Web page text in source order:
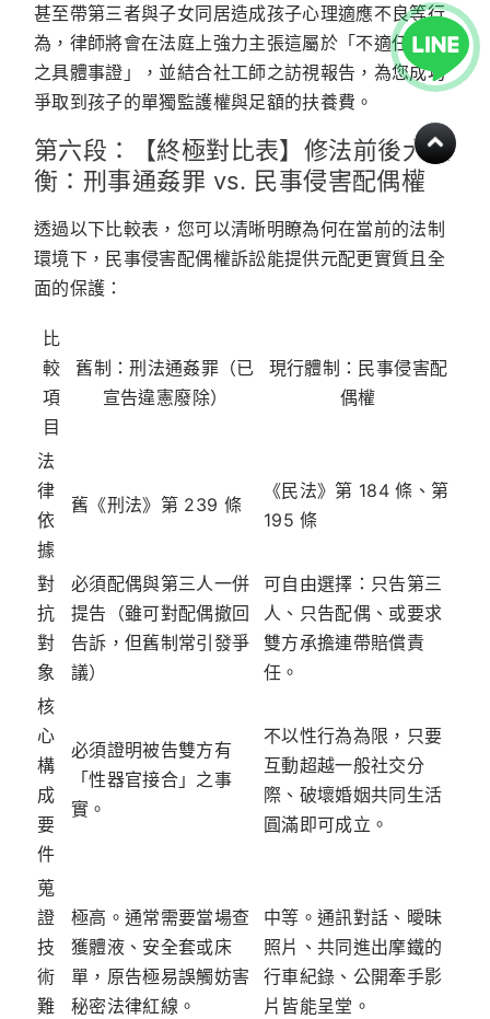
甚至帶第三者與子女同居造成孩子心理適應不良等行
為，律師將會在法庭上強力主張這屬於「不適任親權
之具體事證」，並結合社工師之訪視報告，為您成功
爭取到孩子的單獨監護權與足額的扶養費。
第六段：【終極對比表】修法前後大權
衡：刑事通姦罪 vs. 民事侵害配偶權
透過以下比較表，您可以清晰明瞭為何在當前的法制
環境下，民事侵害配偶權訴訟能提供元配更實質且全
面的保護：
比
較
項
目
舊制：刑法通姦罪（已
宣告違憲廢除）
現行體制：民事侵害配
偶權
法
律
依
據
舊《刑法》第 239 條
《民法》第 184 條 、 第
195 條
對
抗
對
象
必須配偶與第三人一併
提告（雖可對配偶撤回
告訴，但舊制常引發爭
議）
可自由選擇： 只告第三
人 、只告配偶、或要求
雙方承擔連帶賠償責
任。
核
心
構
成
要
件
必須證明被告雙方有
「性器官接合」之事
實。
不以性行為為限 ，只要
互動超越一般社交分
際、破壞婚姻共同生活
圓滿即可成立。
蒐
證
技
術
難
極高。通常需要當場查
獲體液、安全套或床
單，原告極易誤觸妨害
秘密法律紅線。
中等 。通訊對話、曖昧
照片、共同進出摩鐵的
行車紀錄、公開牽手影
片皆能呈堂。